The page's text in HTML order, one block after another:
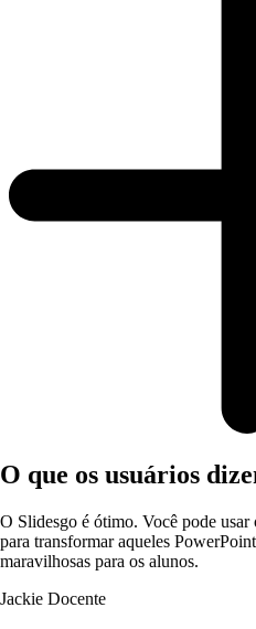
O que os usuários
O Slidesgo é ótimo. Você pode usar
para transformar aqueles
maravilhosas para os alunos.
Jackie Docente